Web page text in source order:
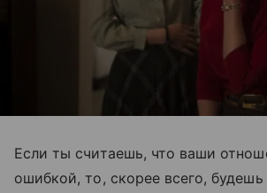
Если ты считаешь, что ваши
ошибкой, то, скорее всего,